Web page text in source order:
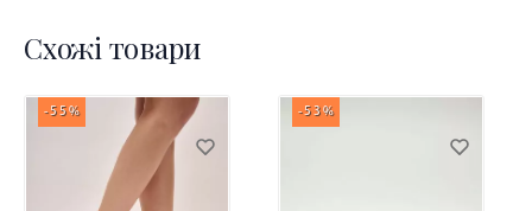
Схожі товари
-55% -53%